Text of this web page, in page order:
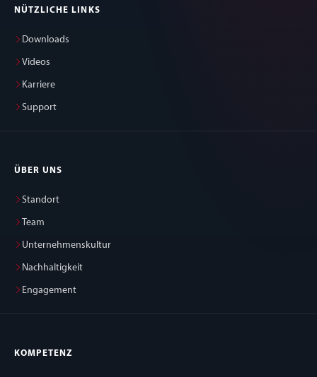
NÜTZLICHE LINKS
Downloads
Videos
Karriere
Support
ÜBER UNS
Standort
Team
Unternehmenskultur
Nachhaltigkeit
Engagement
KOMPETENZ